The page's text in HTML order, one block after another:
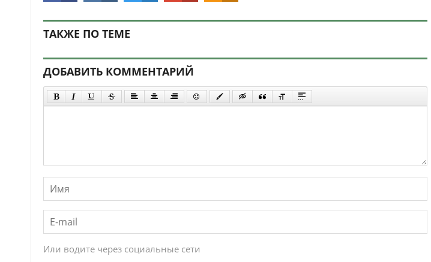
ТАКЖЕ ПО ТЕМЕ
ДОБАВИТЬ КОММЕНТАРИЙ
Или водите через социальные сети